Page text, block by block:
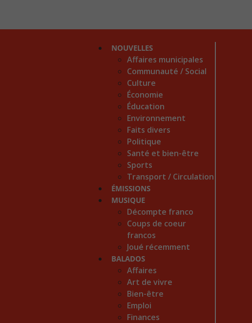
NOUVELLES
Affaires municipales
Communauté / Social
Culture
Économie
Éducation
Environnement
Faits divers
Politique
Santé et bien-être
Sports
Transport / Circulation
ÉMISSIONS
MUSIQUE
Décompte franco
Coups de coeur
francos
Joué récemment
BALADOS
Affaires
Art de vivre
Bien-être
Emploi
Finances